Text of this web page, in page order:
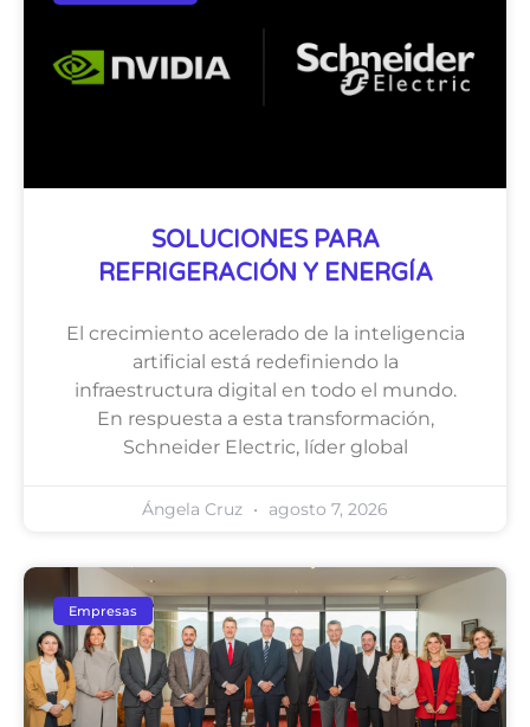
SOLUCIONES PARA
REFRIGERACIÓN Y ENERGÍA
El crecimiento acelerado de la inteligencia
artificial está redefiniendo la
infraestructura digital en todo el mundo.
En respuesta a esta transformación,
Schneider Electric, líder global
Ángela Cruz agosto 7, 2026
Empresas